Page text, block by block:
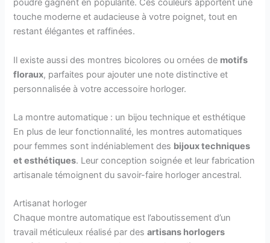
poudré gagnent en popularité. Ces couleurs apportent une
touche moderne et audacieuse à votre poignet, tout en
restant élégantes et raffinées.
Il existe aussi des montres bicolores ou ornées de motifs
floraux, parfaites pour ajouter une note distinctive et
personnalisée à votre accessoire horloger.
La montre automatique : un bijou technique et esthétique
En plus de leur fonctionnalité, les montres automatiques
pour femmes sont indéniablement des bijoux techniques
et esthétiques. Leur conception soignée et leur fabrication
artisanale témoignent du savoir-faire horloger ancestral.
Artisanat horloger
Chaque montre automatique est l’aboutissement d’un
travail méticuleux réalisé par desartisans horlogers